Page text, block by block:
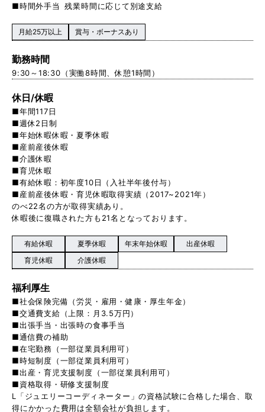
■時間外手当 残業時間に応じて別途支給
月給25万以上 賞与・ボーナスあり
勤務時間
9:30～18:30（実働8時間、休憩1時間）
休日/休暇
■年間117日
■週休2日制
■年始休暇休暇・夏季休暇
■産前産後休暇
■介護休暇
■育児休暇
■有給休暇：初年度10日（入社半年後付与）
■産前産後休暇・育児休暇取得実績（2017~2021年）
のべ22名の方が取得実績あり。
休暇後に復職された方も21名となっております。
有給休暇 夏季休暇 年末年始休暇
出産休暇
育児休暇
介護休暇
福利厚生
■社会保険完備（労災・雇用・健康・厚生年金）
■交通費支給（上限：月3.5万円）
■出張手当・出張時の食事手当
■通信費の補助
■在宅勤務（一部従業員利用可）
■時短制度（一部従業員利用可）
■出産・育児支援制度（一部従業員利用可）
■資格取得・研修支援制度
L「ジュエリーコーディネーター」の資格試験に合格した場合、取
得にかかった費用は全額会社が負担します。